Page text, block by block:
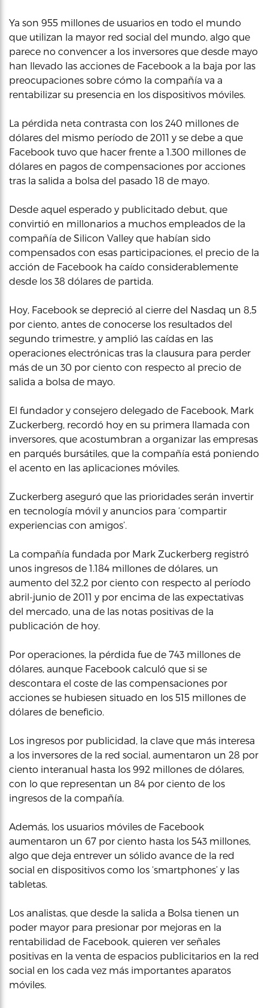
Ya son 955 millones de usuarios en todo el mundo
que utilizan la mayor red social del mundo, algo que
parece no convencer a los inversores que desde mayo
han llevado las acciones de Facebook a la baja por las
preocupaciones sobre cómo la compañía va a
rentabilizar su presencia en los dispositivos móviles.
La pérdida neta contrasta con los 240 millones de
dólares del mismo período de 2011 y se debe a que
Facebook tuvo que hacer frente a 1.300 millones de
dólares en pagos de compensaciones por acciones
tras la salida a bolsa del pasado 18 de mayo.
Desde aquel esperado y publicitado debut, que
convirtió en millonarios a muchos empleados de la
compañía de Silicon Valley que habían sido
compensados con esas participaciones, el precio de la
acción de Facebook ha caído considerablemente
desde los 38 dólares de partida.
Hoy, Facebook se depreció al cierre del Nasdaq un 8,5
por ciento, antes de conocerse los resultados del
segundo trimestre, y amplió las caídas en las
operaciones electrónicas tras la clausura para perder
más de un 30 por ciento con respecto al precio de
salida a bolsa de mayo.
El fundador y consejero delegado de Facebook, Mark
Zuckerberg, recordó hoy en su primera llamada con
inversores, que acostumbran a organizar las empresas
en parqués bursátiles, que la compañía está poniendo
el acento en las aplicaciones móviles.
Zuckerberg aseguró que las prioridades serán invertir
en tecnología móvil y anuncios para ‘compartir
experiencias con amigos’.
La compañía fundada por Mark Zuckerberg registró
unos ingresos de 1.184 millones de dólares, un
aumento del 32,2 por ciento con respecto al período
abril-junio de 2011 y por encima de las expectativas
del mercado, una de las notas positivas de la
publicación de hoy.
Por operaciones, la pérdida fue de 743 millones de
dólares, aunque Facebook calculó que si se
descontara el coste de las compensaciones por
acciones se hubiesen situado en los 515 millones de
dólares de beneficio.
Los ingresos por publicidad, la clave que más interesa
a los inversores de la red social, aumentaron un 28 por
ciento interanual hasta los 992 millones de dólares,
con lo que representan un 84 por ciento de los
ingresos de la compañía.
Además, los usuarios móviles de Facebook
aumentaron un 67 por ciento hasta los 543 millones,
algo que deja entrever un sólido avance de la red
social en dispositivos como los ‘smartphones’ y las
tabletas.
Los analistas, que desde la salida a Bolsa tienen un
poder mayor para presionar por mejoras en la
rentabilidad de Facebook, quieren ver señales
positivas en la venta de espacios publicitarios en la red
social en los cada vez más importantes aparatos
móviles.